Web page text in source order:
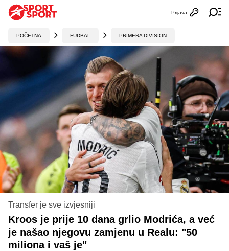
Otvori
Prijava
POČETNA FUDBAL PRIMERA DIVISION
Transfer je sve izvjesniji
Kroos je prije 10 dana grlio Modrića, a već
je našao njegovu zamjenu u Realu: "50
miliona i vaš je"